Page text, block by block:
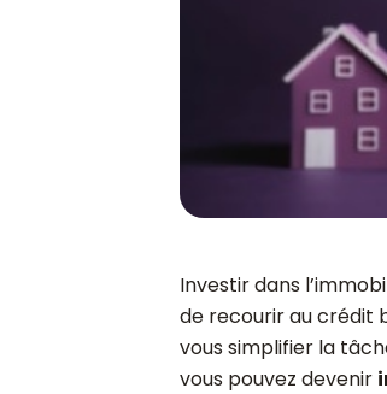
Investir dans
de recourir au crédit
vous simplifier la
vous pouvez devenir